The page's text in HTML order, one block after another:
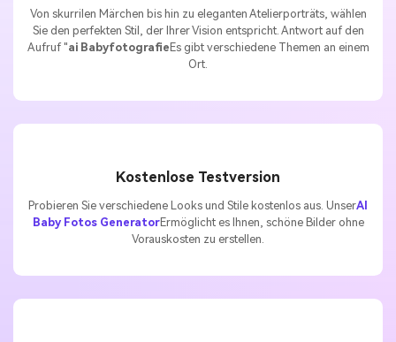
Von skurrilen Märchen bis hin zu eleganten Atelierporträts, wählen
Sie den perfekten Stil, der Ihrer Vision entspricht. Antwort auf den
Aufruf "ai Babyfotografie Es gibt verschiedene Themen an einem
Ort.
Kostenlose Testversion
Probieren Sie verschiedene Looks und Stile kostenlos aus. UnserAI
Baby Fotos GeneratorErmöglicht es Ihnen, schöne Bilder ohne
Vorauskosten zu erstellen.